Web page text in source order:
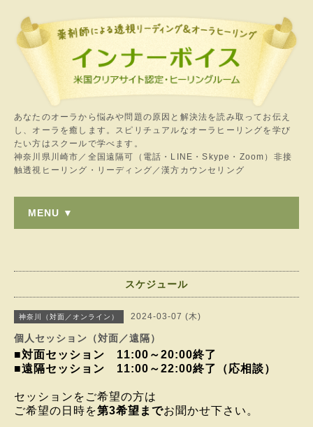
あなたのオーラから悩みや問題の原因と解決法を読み取ってお伝え
し、オーラを癒します。スピリチュアルなオーラヒーリングを学び
たい方はスクールで学べます。
神奈川県川崎市／全国遠隔可（電話・LINE・Skype・Zoom）非接
触透視ヒーリング・リーディング／漢方カウンセリング
MENU ▼
スケジュール
神奈川（対面／オンライン） 2024-03-07 (木)
個人セッション（対面／遠隔）
■対面セッション 11:00～20:00終了
■遠隔セッション 11:00～22:00終了（応相談）
セッションをご希望の方は
ご希望の日時を第3希望までお聞かせ下さい。